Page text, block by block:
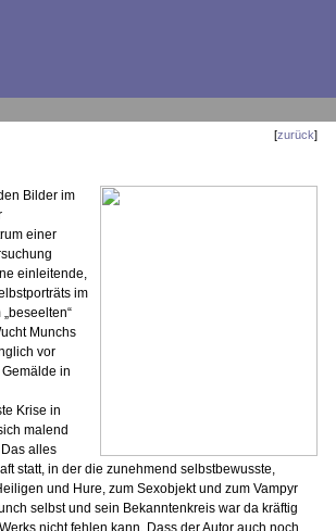
[zurück]
Bilder im
einer
einleitende,
im
Munchs
vor
in
Krise in
malend
alles
statt, in der die zunehmend selbstbewusste,
und Hure, zum Sexobjekt und zum Vampyr
selbst und sein Bekanntenkreis war da kräftig
nicht fehlen kann. Dass der Autor auch noch